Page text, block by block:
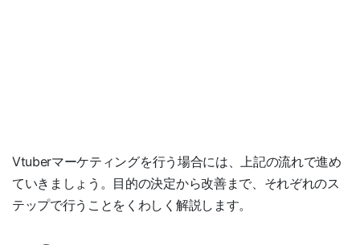
Vtuberマーケティングを行う場合には、上記の流れで進め
ていきましょう。目的の決定から改善まで、それぞれのス
テップで行うことをくわしく解説します。